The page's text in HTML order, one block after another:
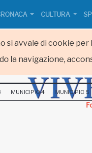
si avvale di cookie
la navigazione,
CULTURA
MUNICIPIO 4 MUNICIPIO 5